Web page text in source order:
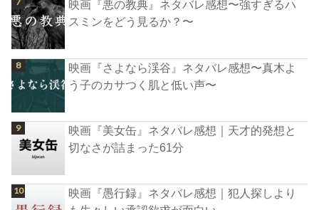
映画『悪の教典』ネタバレ感想〜強すぎるハ
スミンをどう見るか？〜
映画『さよなら渓谷』ネタバレ感想〜真木よ
う子のカサつく肌と低い声〜
映画『美女缶』ネタバレ感想｜天才的発想と
切なさが詰まった61分
映画『愚行録』ネタバレ感想｜犯人探しより